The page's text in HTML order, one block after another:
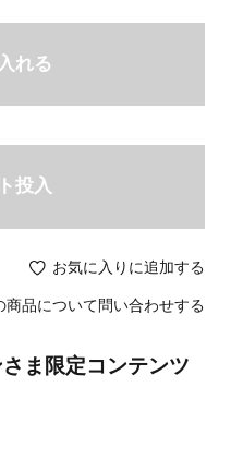
れる
投入
お気に入りに追加する
商品について問い合わせする
ま限定コンテンツ